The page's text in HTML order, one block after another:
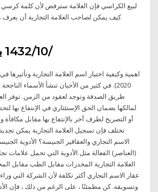
لبيع الكراسي فإن العلامة سترفض لأن كلمة
كيف يمكن لصاحب العلامة التجارية أن يعرف
7‏‏/10‏‏/1432 بعد الهجرة
اهمية وكيفية اختيار اسم العلامة التجارية
2020). في كثير من الأحيان تنشأ الأسماء
طريق الصدفة وتوجد لعقود من الزمن. توفر
لمالكها بضمان الحق الإستئثاري في الإنتفاع بها
أو التصريح لطرف أخر بالإنتفاع بها مقابل
تختلف فإن تسجيل العلامة التجارية يمكن
الاسم التجاري والعقاقير الجنيسة؟ الأدوية
(العناصر) الفعالة مثل الأدوية التي تحمل علامات
العلامة التجارية المخدرات مقابل الطب مقابل
عقار الاسم التجاري أكثر تكلفة لأن الشركة التي
وتسويقه. كن مطمئنًا ، على الرغم من ذلك ، فإن